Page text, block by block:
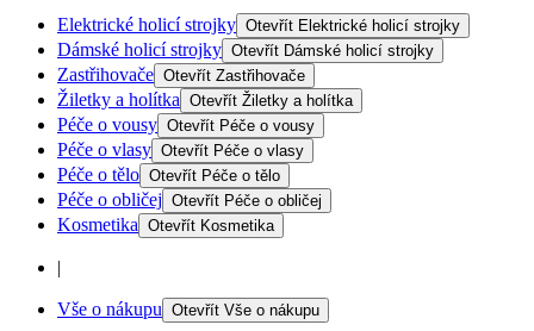
Elektrické holicí strojky Otevřít Elektrické holicí strojky
Dámské holicí strojky Otevřít Dámské holicí strojky
Zastřihovače Otevřít Zastřihovače
Žiletky a holítka Otevřít Žiletky a holítka
Péče o vousy Otevřít Péče o vousy
Péče o vlasy Otevřít Péče o vlasy
Péče o tělo Otevřít Péče o tělo
Péče o obličej Otevřít Péče o obličej
Kosmetika Otevřít Kosmetika
|
Vše o nákupu Otevřít Vše o nákupu